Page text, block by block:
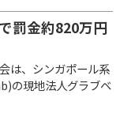
罰金約820万円
は、シンガポール系
の現地法人グラブベ